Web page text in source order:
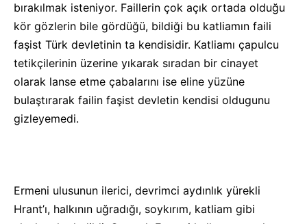
bırakılmak isteniyor. Faillerin çok açık ortada olduğu
kör gözlerin bile gördüğü, bildiği bu katliamın faili
faşist Türk devletinin ta kendisidir. Katliamı çapulcu
tetikçilerinin üzerine yıkarak sıradan bir cinayet
olarak lanse etme çabalarını ise eline yüzüne
bulaştırarak failin faşist devletin kendisi oldugunu
gizleyemedi.
Ermeni ulusunun ilerici, devrimci aydınlık yürekli
Hrant’ı, halkının uğradığı, soykırım, katliam gibi